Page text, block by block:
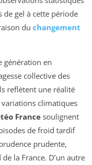
gel à cette période
du changement
génération en
collective des
reflètent une réalité
climatiques
France soulignent
de froid tardif
prudente,
la France. D’un autre